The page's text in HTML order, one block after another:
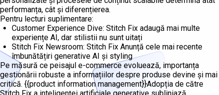
performanța, cât și diferențierea.
Pentru lecturi suplimentare:
Customer Experience Dive: Stitch Fix adaugă mai multe
experiențe AI, dar stilistii nu sunt uitați
Stitch Fix Newsroom: Stitch Fix Anunță cele mai recente
îmbunătățiri generative AI și styling
Pe măsură ce peisajul e-commerce evoluează, importanța
gestionării robuste a informațiilor despre produse devine și mai
critică. {{product information management}}Adopția de către